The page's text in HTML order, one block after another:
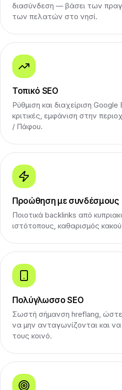
διασύνδεση — βάσει των
των πελατών στο νησί.
Τοπικό SEO
Ρύθμιση και διαχείριση
κριτικές, εμφάνιση στην
/ Πάφου.
Προώθηση με συνδέσμους
Ποιοτικά backlinks από
ιστότοπους, καθαρισμός
Πολύγλωσσο SEO
Σωστή σήμανση hreflang, ώστε
να μην ανταγωνίζονται και
τους κοινό.